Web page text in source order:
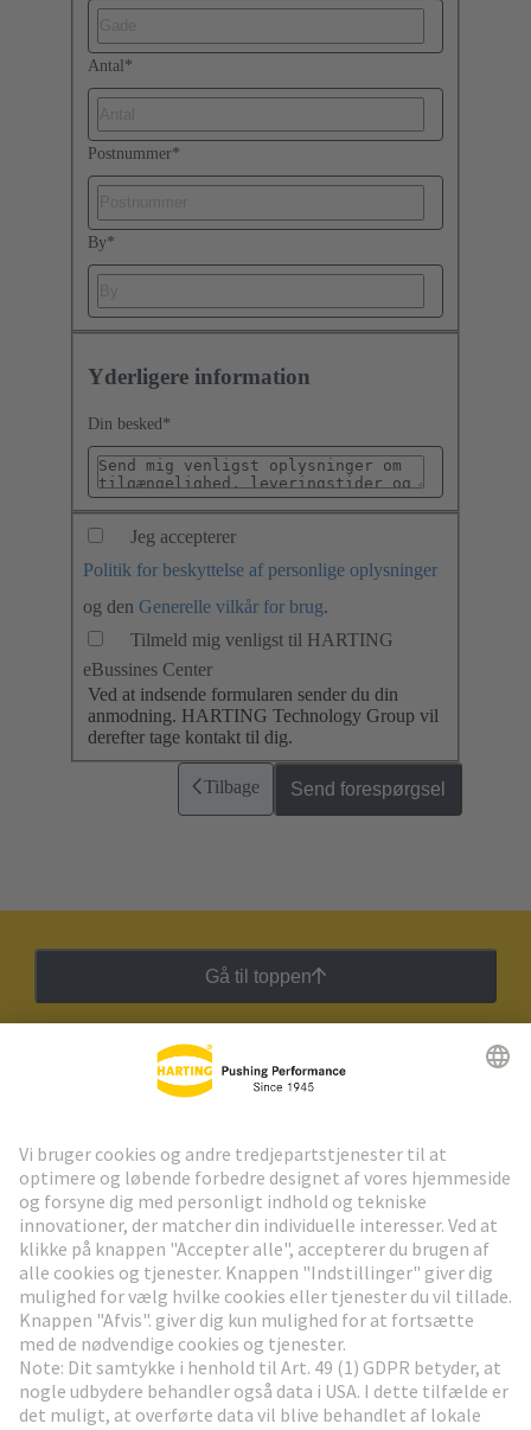
Antal*
Postnummer*
By*
Yderligere information
Din besked *
Jeg accepterer
Politik for beskyttelse af personlige oplysninger
og den Generelle vilkår for brug.
Tilmeld mig venligst til HARTING
eBussines Center
Ved at indsende formularen sender du din
anmodning. HARTING Technology Group vil
derefter tage kontakt til dig.
Tilbage Send forespørgsel
Gå til toppen
HARTING Newsletter
Gå til registrering
Social Media